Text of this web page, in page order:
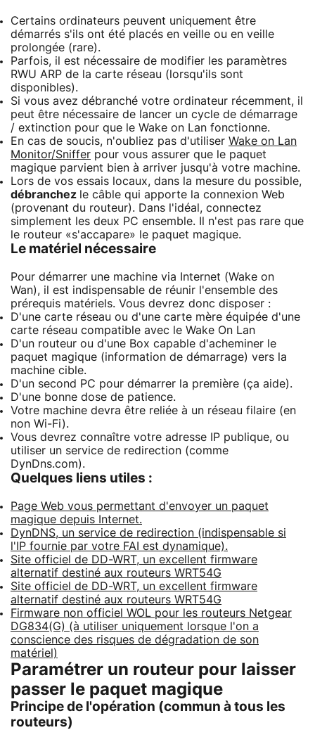
Certains ordinateurs peuvent uniquement être
démarrés s'ils ont été placés en veille ou en veille
prolongée (rare).
Parfois, il est nécessaire de modifier les paramètres
RWU ARP de la carte réseau (lorsqu'ils sont
disponibles).
Si vous avez débranché votre ordinateur récemment, il
peut être nécessaire de lancer un cycle de démarrage
/ extinction pour que le Wake on Lan fonctionne.
En cas de soucis, n'oubliez pas d'utiliser Wake on Lan
Monitor/Sniffer pour vous assurer que le paquet
magique parvient bien à arriver jusqu'à votre machine.
Lors de vos essais locaux, dans la mesure du possible,
débranchez le câble qui apporte la connexion Web
(provenant du routeur). Dans l'idéal, connectez
simplement les deux PC ensemble. Il n'est pas rare que
le routeur «s'accapare» le paquet magique.
Le matériel nécessaire
Pour démarrer une machine via Internet (Wake on
Wan), il est indispensable de réunir l'ensemble des
prérequis matériels. Vous devrez donc disposer :
D'une carte réseau ou d'une carte mère équipée d'une
carte réseau compatible avec le Wake On Lan
D'un routeur ou d'une Box capable d'acheminer le
paquet magique (information de démarrage) vers la
machine cible.
D'un second PC pour démarrer la première (ça aide).
D'une bonne dose de patience.
Votre machine devra être reliée à un réseau filaire (en
non Wi-Fi).
Vous devrez connaître votre adresse IP publique, ou
utiliser un service de redirection (comme
DynDns.com).
Quelques liens utiles :
Page Web vous permettant d'envoyer un paquet
magique depuis Internet.
DynDNS, un service de redirection (indispensable si
l'IP fournie par votre FAI est dynamique).
Site officiel de DD-WRT, un excellent firmware
alternatif destiné aux routeurs WRT54G
Site officiel de DD-WRT, un excellent firmware
alternatif destiné aux routeurs WRT54G
Firmware non officiel WOL pour les routeurs Netgear
DG834(G) (à utiliser uniquement lorsque l'on a
conscience des risques de dégradation de son
matériel)
Paramétrer un routeur pour laisser
passer le paquet magique
Principe de l'opération (commun à tous les
routeurs)